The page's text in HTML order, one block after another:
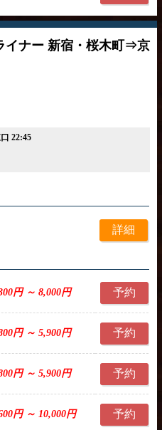
イナー 新宿・桜木町⇒京
22:45
詳細
円 ～ 8,000円 予約
円 ～ 5,900円 予約
円 ～ 5,900円 予約
円 ～ 10,000円 予約